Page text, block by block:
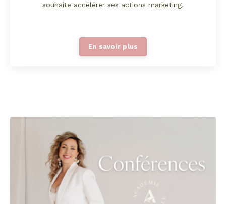
souhaite accélérer ses actions marketing.
En savoir plus